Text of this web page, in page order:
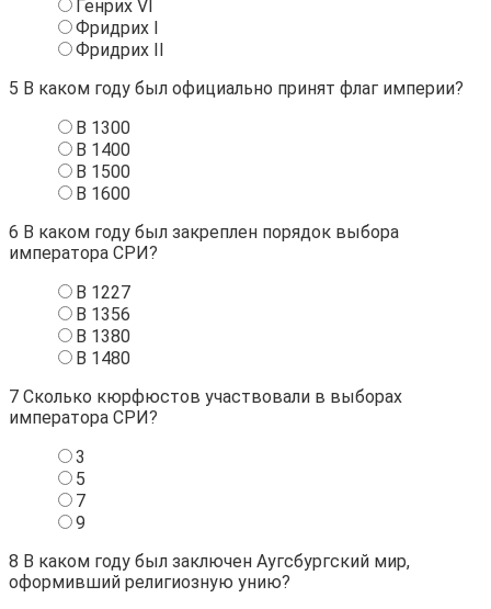
Генрих VI
Фридрих I
Фридрих II
5 В каком году был официально принят флаг империи?
В 1300
В 1400
В 1500
В 1600
6 В каком году был закреплен порядок выбора
императора СРИ?
В 1227
В 1356
В 1380
В 1480
7 Сколько кюрфюстов участвовали в выборах
императора СРИ?
3
5
7
9
8 В каком году был заключен Аугсбургский мир,
оформивший религиозную унию?